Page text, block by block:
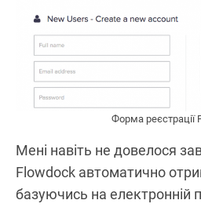
Форма реєстрації
Мені навіть не довелося
Flowdock автоматично
базуючись на електронній